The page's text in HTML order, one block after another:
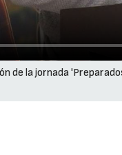
de la jornada